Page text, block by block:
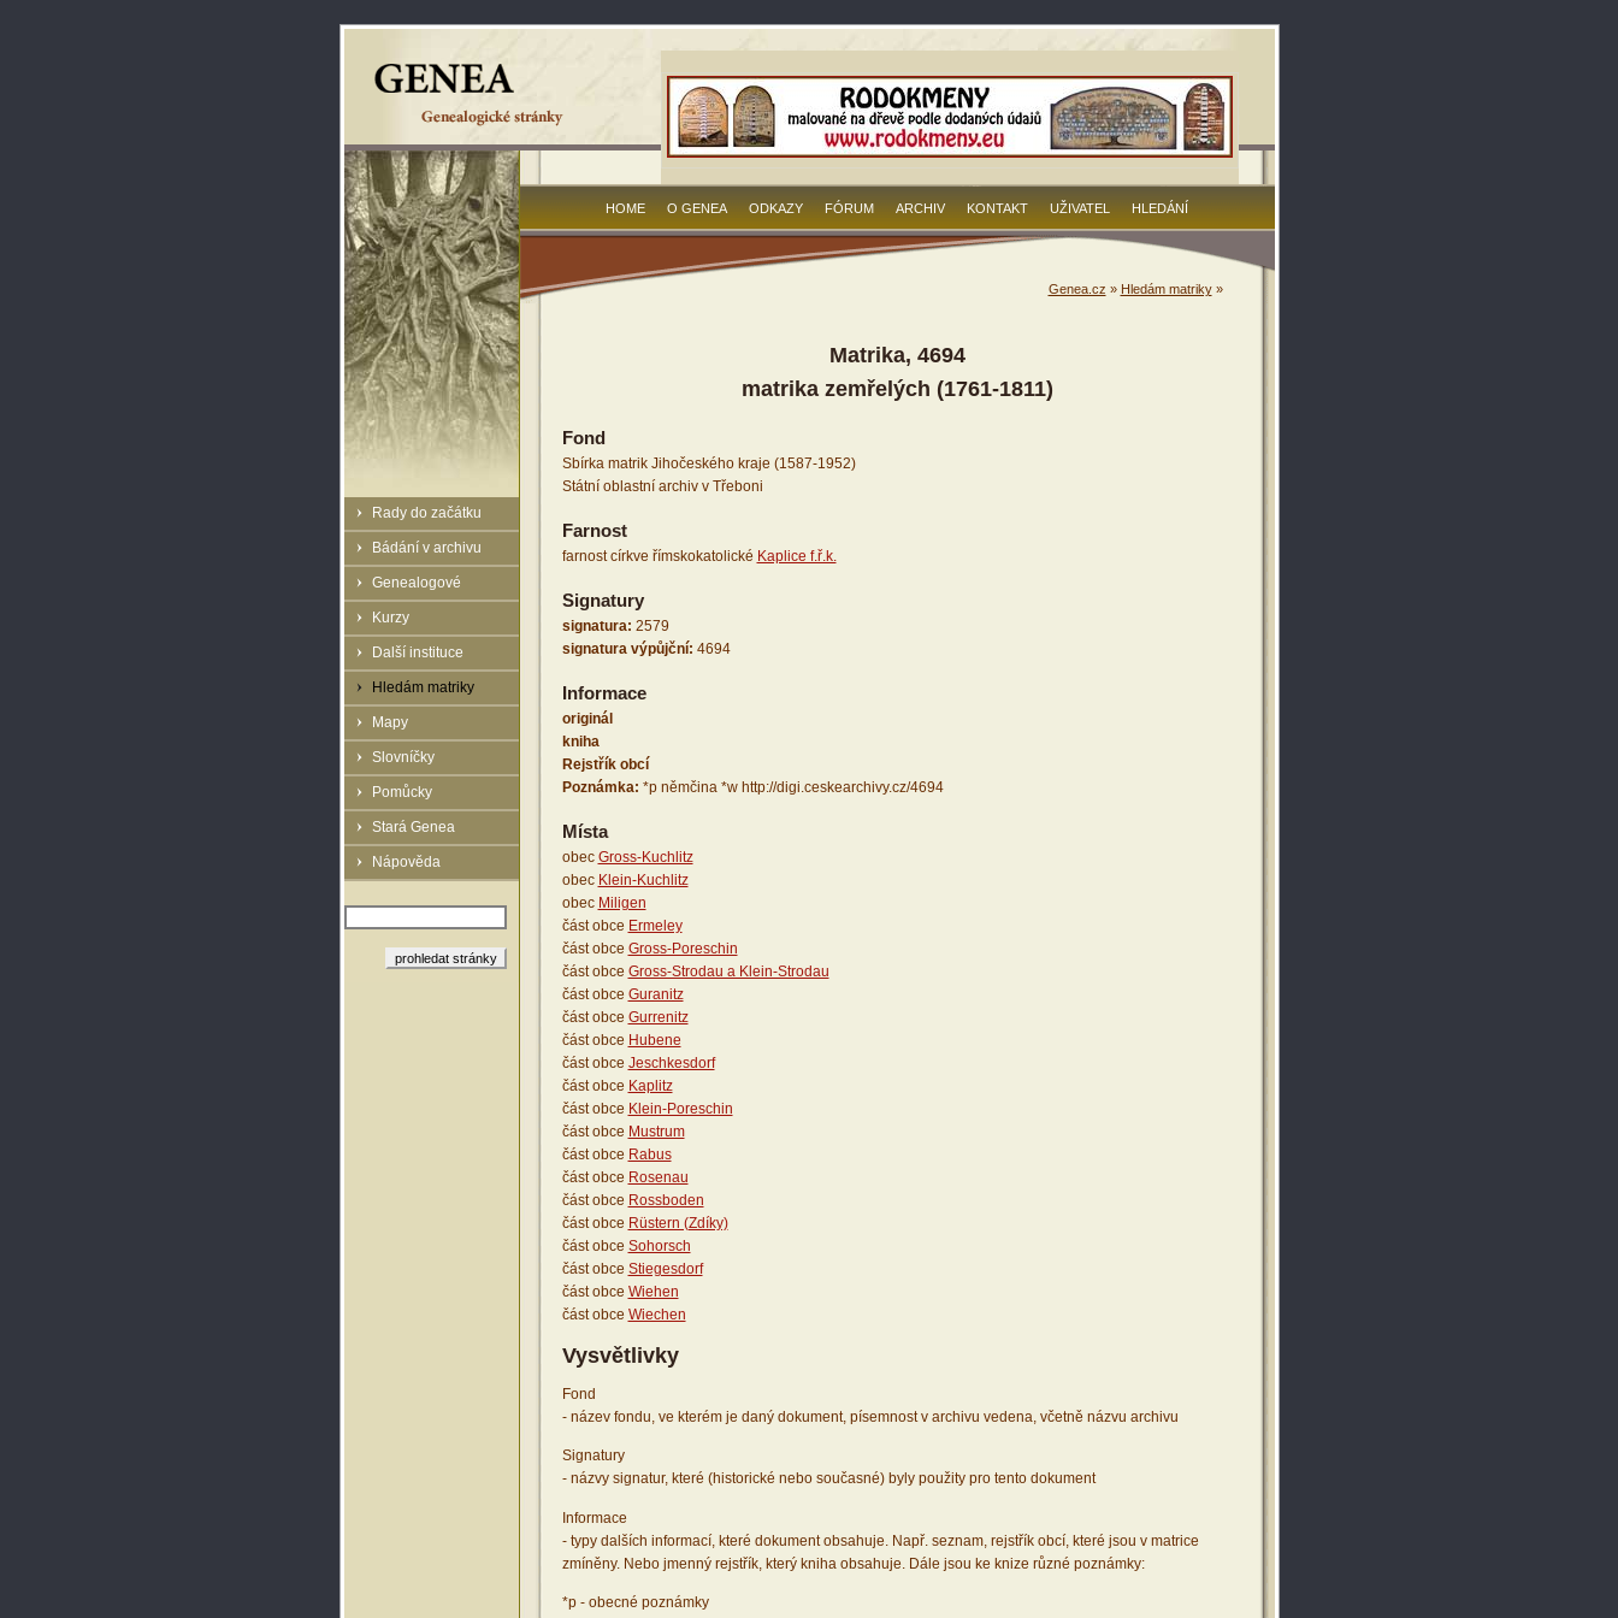
Rady do začátku
Bádání v archivu
Genealogové
Kurzy
Další instituce
Hledám matriky
Mapy
Slovníčky
Pomůcky
Stará Genea
Nápověda
HOME O GENEA ODKAZY FÓRUM ARCHIV KONTAKT UŽIVATEL HLEDÁNÍ
Genea.cz » Hledám matriky»
Matrika, 4694
matrika zemřelých (1761-1811)
Fond
Sbírka matrik Jihočeského kraje (1587-1952)
Státní oblastní archiv v Třeboni
Farnost
farnost církve římskokatolické Kaplice f.ř.k.
Signatury
signatura: 2579
signatura výpůjční: 4694
Informace
originál
kniha
Rejstřík obcí
Poznámka: *p němčina *w http://digi.ceskearchivy.cz/4694
Místa
obec Gross-Kuchlitz
obec Klein-Kuchlitz
obec Miligen
část obce Ermeley
část obce Gross-Poreschin
část obce Gross-Strodau a Klein-Strodau
část obce Guranitz
část obce Gurrenitz
část obce Hubene
část obce Jeschkesdorf
část obce Kaplitz
část obce Klein-Poreschin
část obce Mustrum
část obce Rabus
část obce Rosenau
část obce Rossboden
část obce Rüstern (Zdíky)
část obce Sohorsch
část obce Stiegesdorf
část obce Wiehen
část obce Wiechen
Vysvětlivky
Fond
- název fondu, ve kterém je daný dokument, písemnost v archivu vedena, včetně názvu archivu
Signatury
- názvy signatur, které (historické nebo současné) byly použity pro tento dokument
Informace
- typy dalších informací, které dokument obsahuje. Např. seznam, rejstřík obcí, které jsou v matrice
zmíněny. Nebo jmenný rejstřík, který kniha obsahuje. Dále jsou ke knize různé poznámky:
*p - obecné poznámky